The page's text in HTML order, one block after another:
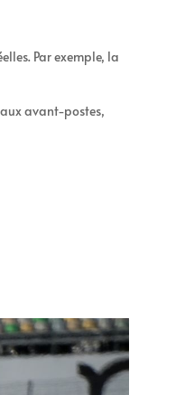
Par exemple, la
avant-postes,